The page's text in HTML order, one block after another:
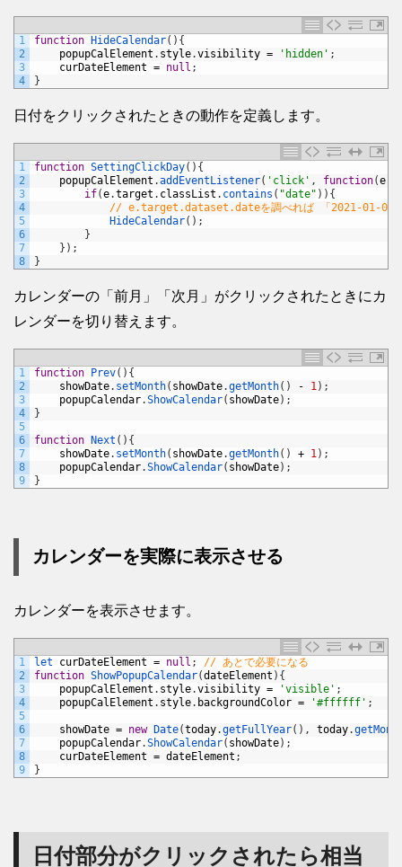
1
2
3
4
function HideCalendar( ) {
popupCalElement . style.visibility = 'hidden' ;
curDateElement = null ;
}
日付をクリックされたときの動作を定義します。
1
2
3
4
5
6
7
8
function SettingClickDay( ) {
popupCalElement .addEventListener( 'click' , function(e
if(e.target . classList . contains ( "date" ) ) {
// e.target.dataset.dateを調べれば 「2021-01-01」
HideCalendar( ) ;
}
} ) ;
}
カレンダーの「前月」「次月」がクリックされたときにカ
レンダーを切り替えます。
1
2
3
4
5
6
7
8
9
function Prev( ) {
showDate. setMonth( showDate.getMonth( ) - 1) ;
popupCalendar.ShowCalendar( showDate) ;
}
function Next ( ) {
showDate. setMonth( showDate.getMonth( ) + 1) ;
popupCalendar.ShowCalendar( showDate) ;
}
カレンダーを実際に表示させる
カレンダーを表示させます。
1
2
3
4
5
6
7
8
9
let curDateElement = null ;
// あとで必要になる
function ShowPopupCalendar(dateElement ) {
popupCalElement . style.visibility = 'visible' ;
popupCalElement . style. backgroundColor = '#ffffff' ;
showDate = new Date(today.getFullYear( ) , today.
popupCalendar.ShowCalendar( showDate) ;
curDateElement = dateElement ;
}
日付部分がクリックされたら相当